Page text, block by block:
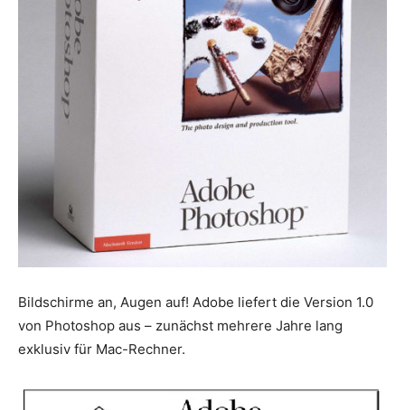
Bildschirme an, Augen auf! Adobe liefert die Version 1.0
von Photoshop aus – zunächst mehrere Jahre lang
exklusiv für Mac-Rechner.